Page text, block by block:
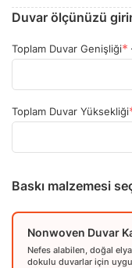
Duvar ölçünüzü
Toplam Duvar Genişliği
Toplam Duvar Yüksekliği
Baskı malzemesi
Nonwoven Duvar
Nefes alabilen, doğal
dokulu duvarlar için